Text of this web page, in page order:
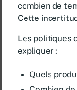
combien de
Cette
Les politiques
expliquer :
Quels